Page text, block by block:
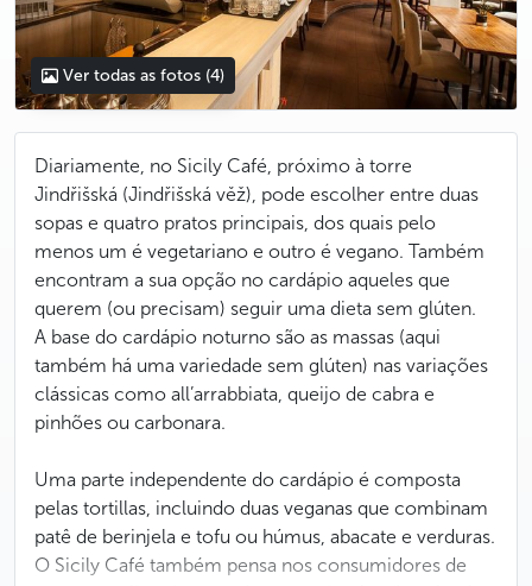
Ver todas as fotos (4)
Diariamente, no Sicily Café, próximo à torre
Jindřišská (Jindřišská věž), pode escolher entre duas
sopas e quatro pratos principais, dos quais pelo
menos um é vegetariano e outro é vegano. Também
encontram a sua opção no cardápio aqueles que
querem (ou precisam) seguir uma dieta sem glúten.
A base do cardápio noturno são as massas (aqui
também há uma variedade sem glúten) nas variações
clássicas como all’arrabbiata, queijo de cabra e
pinhões ou carbonara.
Uma parte independente do cardápio é composta
pelas tortillas, incluindo duas veganas que combinam
patê de berinjela e tofu ou húmus, abacate e verduras.
O Sicily Café também pensa nos consumidores de